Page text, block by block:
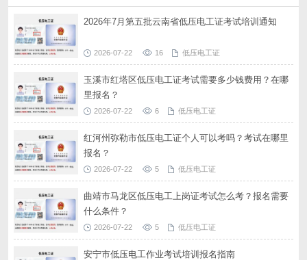
2026年7月第五批云南省低压电工证考试培训通知
2026-07-22 16 低压电工证
玉溪市红塔区低压电工证考试需要多少钱费用？在哪
里报名？
2026-07-22 6 低压电工证
红河州弥勒市低压电工证个人可以考吗？考试在哪里
报名？
2026-07-22 5 低压电工证
曲靖市马龙区低压电工上岗证考试怎么考？报名需要
什么条件？
2026-07-22 5 低压电工证
安宁市低压电工作业考试培训报名指南